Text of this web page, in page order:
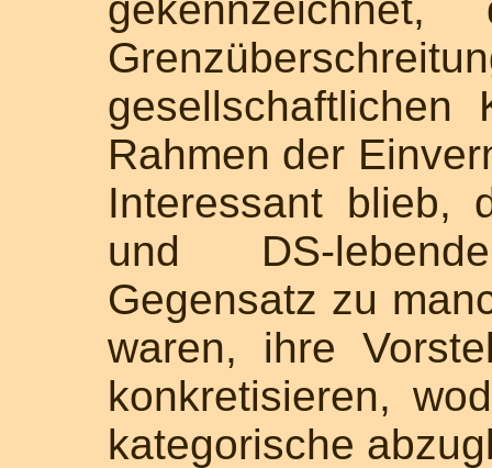
Rahmen der
Interessant blieb,
und DS-
Gegensatz zu
waren, ihre
konkretisieren,
kategorische